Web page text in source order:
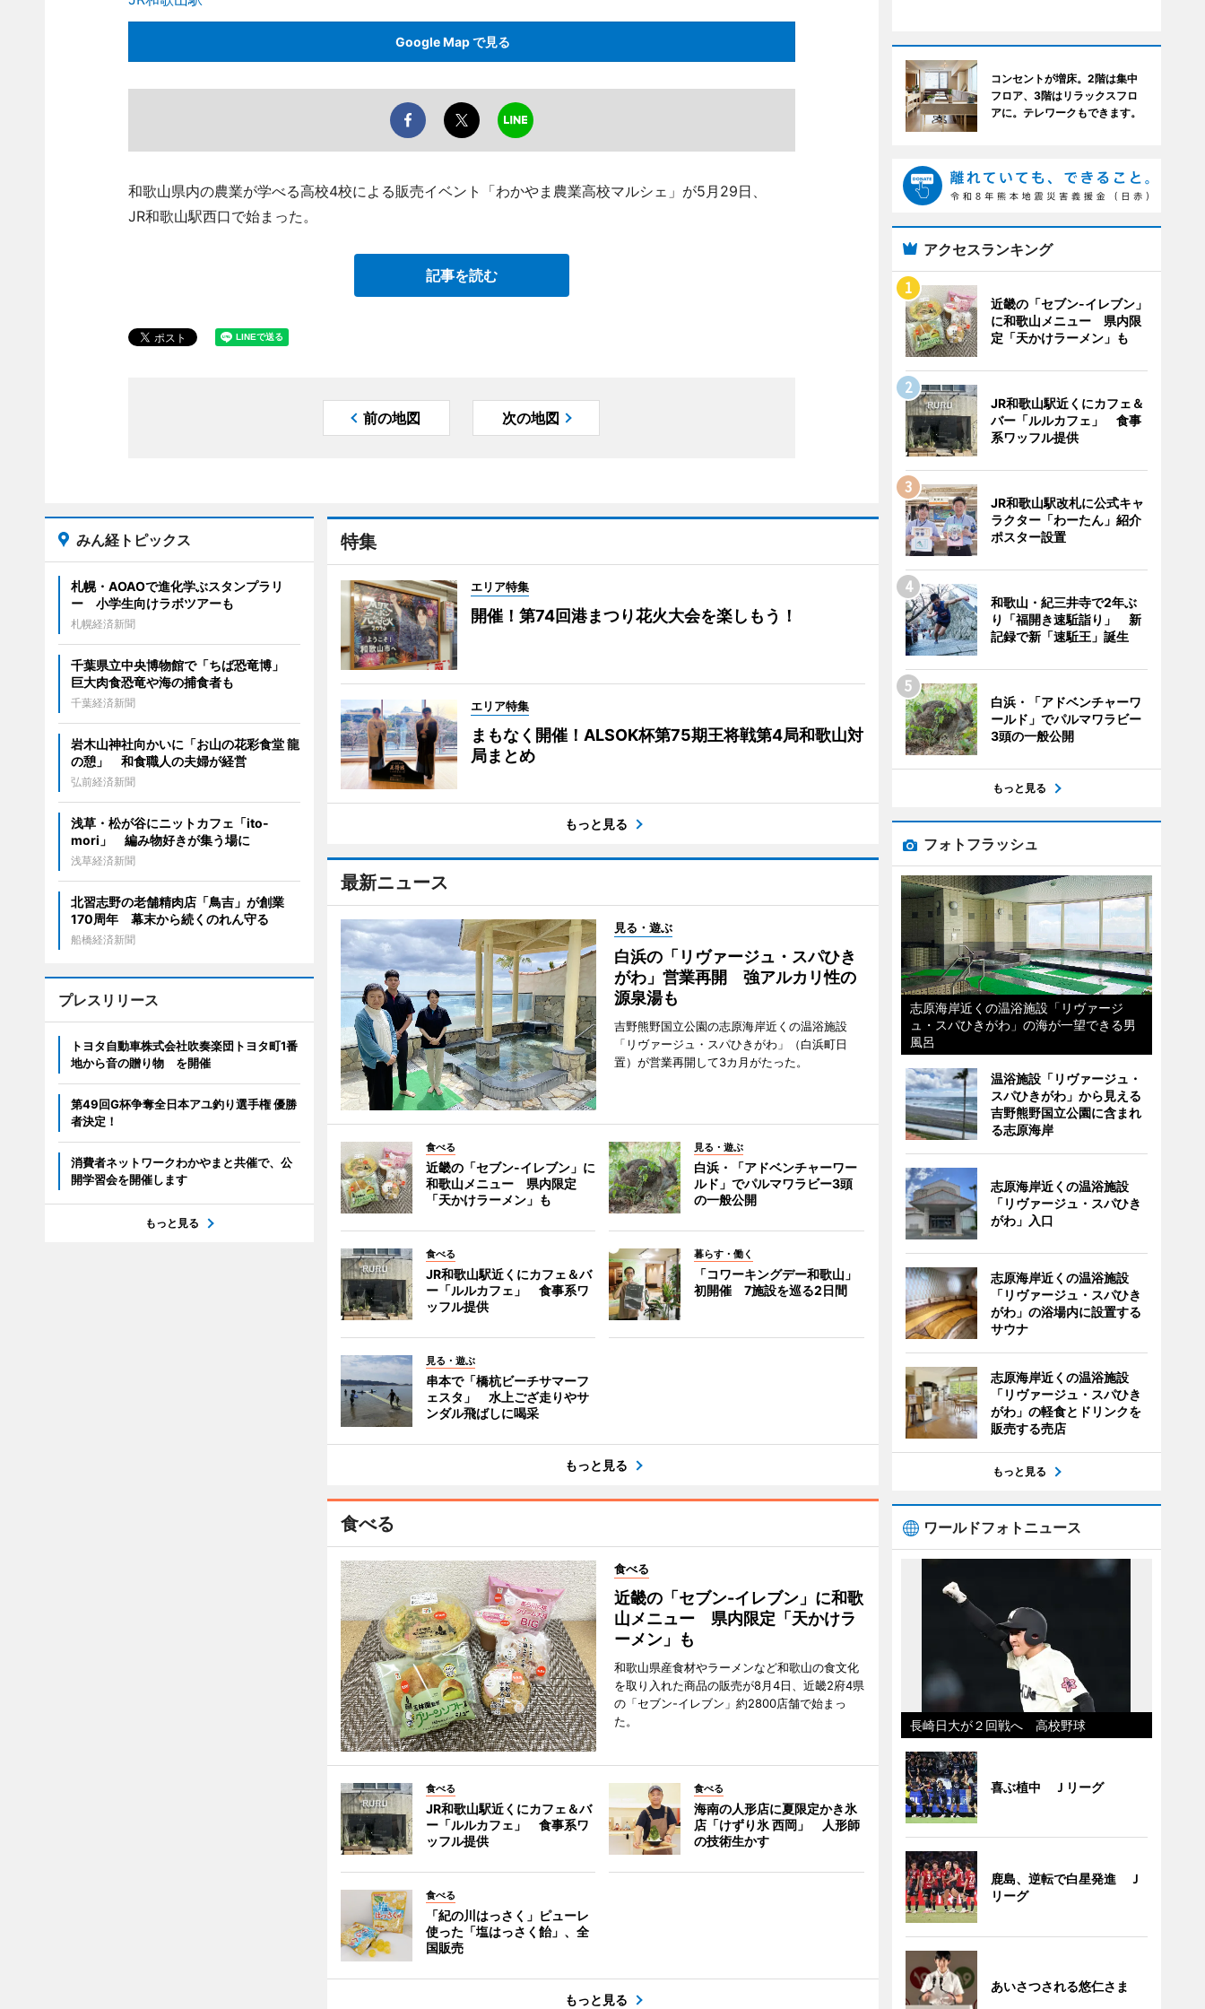
Google Map で見る
和歌山県内の農業が学べる高校4校による販売イベント「わかやま農業高校マルシェ」が5月29日、
JR和歌山駅西口で始まった。
記事を読む
前の地図 次の地図
特集
エリア特集
開催！第74回港まつり花火大会を楽しもう！
エリア特集
まもなく開催！ALSOK杯第75期王将戦第4局和歌山対
局まとめ
もっと見る
最新ニュース
見る・遊ぶ
白浜の「リヴァージュ・スパひき
がわ」営業再開 強アルカリ性の
源泉湯も
吉野熊野国立公園の志原海岸近くの温浴施設
「リヴァージュ・スパひきがわ」（白浜町日
置）が営業再開して3カ月がたった。
食べる
近畿の「セブン-イレブン」に
和歌山メニュー 県内限定
「天かけラーメン」も
見る・遊ぶ
白浜・「アドベンチャーワー
ルド」でパルマワラビー3頭
の一般公開
食べる
JR和歌山駅近くにカフェ＆バ
ー「ルルカフェ」 食事系ワ
ッフル提供
暮らす・働く
「コワーキングデー和歌山」
初開催 7施設を巡る2日間
見る・遊ぶ
串本で「橋杭ビーチサマーフ
ェスタ」 水上ござ走りやサ
ンダル飛ばしに喝采
もっと見る
食べる
食べる
近畿の「セブン-イレブン」に和歌
山メニュー 県内限定「天かけラ
ーメン」も
和歌山県産食材やラーメンなど和歌山の食文化
を取り入れた商品の販売が8月4日、近畿2府4県
の「セブン-イレブン」約2800店舗で始まっ
た。
食べる
JR和歌山駅近くにカフェ＆バ
ー「ルルカフェ」 食事系ワ
ッフル提供
食べる
海南の人形店に夏限定かき氷
店「けずり氷 西岡」 人形師
の技術生かす
食べる
「紀の川はっさく」ピューレ
使った「塩はっさく飴」、全
国販売
もっと見る
みん経トピックス
札幌・AOAOで進化学ぶスタンプラリ
ー 小学生向けラボツアーも
札幌経済新聞
千葉県立中央博物館で「ちば恐竜博」
巨大肉食恐竜や海の捕食者も
千葉経済新聞
岩木山神社向かいに「お山の花彩食堂 龍
の憩」 和食職人の夫婦が経営
弘前経済新聞
浅草・松が谷にニットカフェ「ito-
mori」 編み物好きが集う場に
浅草経済新聞
北習志野の老舗精肉店「鳥吉」が創業
170周年 幕末から続くのれん守る
船橋経済新聞
プレスリリース
トヨタ自動車株式会社吹奏楽団トヨタ町1番
地から音の贈り物 を開催
第49回G杯争奪全日本アユ釣り選手権 優勝
者決定！
消費者ネットワークわかやまと共催で、公
開学習会を開催します
もっと見る
コンセントが増床。2階は集中
フロア、3階はリラックスフロ
アに。テレワークもできます。
アクセスランキング
近畿の「セブン-イレブン」
に和歌山メニュー 県内限
定「天かけラーメン」も
JR和歌山駅近くにカフェ＆
バー「ルルカフェ」 食事
系ワッフル提供
JR和歌山駅改札に公式キャ
ラクター「わーたん」紹介
ポスター設置
和歌山・紀三井寺で2年ぶ
り「福開き速駈詣り」 新
記録で新「速駈王」誕生
白浜・「アドベンチャーワ
ールド」でパルマワラビー
3頭の一般公開
もっと見る
フォトフラッシュ
志原海岸近くの温浴施設「リヴァージ
ュ・スパひきがわ」の海が一望できる男
風呂
温浴施設「リヴァージュ・
スパひきがわ」から見える
吉野熊野国立公園に含まれ
る志原海岸
志原海岸近くの温浴施設
「リヴァージュ・スパひき
がわ」入口
志原海岸近くの温浴施設
「リヴァージュ・スパひき
がわ」の浴場内に設置する
サウナ
志原海岸近くの温浴施設
「リヴァージュ・スパひき
がわ」の軽食とドリンクを
販売する売店
もっと見る
ワールドフォトニュース
長崎日大が２回戦へ 高校野球
喜ぶ植中 Ｊリーグ
鹿島、逆転で白星発進 Ｊ
リーグ
あいさつされる悠仁さま